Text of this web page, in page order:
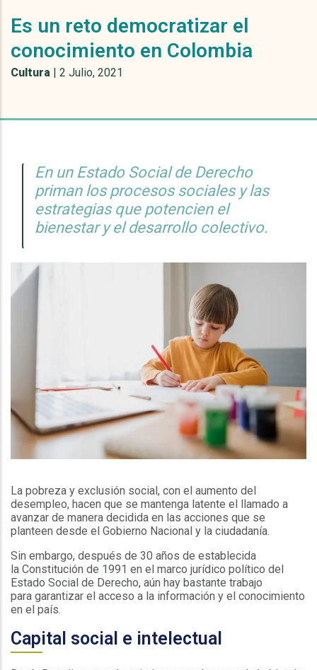
Es un reto democratizar el
conocimiento en Colombia
Cultura | 2 Julio, 2021
En un Estado Social de Derecho
priman los procesos sociales y las
estrategias que potencien el
bienestar y el desarrollo colectivo.
La pobreza y exclusión social, con el aumento del
desempleo, hacen que se mantenga latente el llamado a
avanzar de manera decidida en las acciones que se
planteen desde el Gobierno Nacional y la ciudadanía.
Sin embargo, después de 30 años de establecida
la Constitución de 1991 en el marco jurídico político del
Estado Social de Derecho, aún hay bastante trabajo
para garantizar el acceso a la información y el conocimiento
en el país.
Capital social e intelectual